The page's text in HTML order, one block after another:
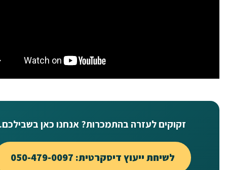
זקוקים לעזרה בהתמכרות? אנחנו כאן בשבילכם.
לשיחת ייעוץ דיסקרטית: 050-479-0097